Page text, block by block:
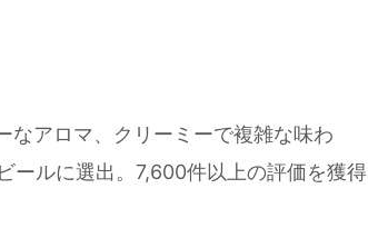
アロマ、クリーミーで複雑な味わ
ルに選出。7,600件以上の評価を獲得